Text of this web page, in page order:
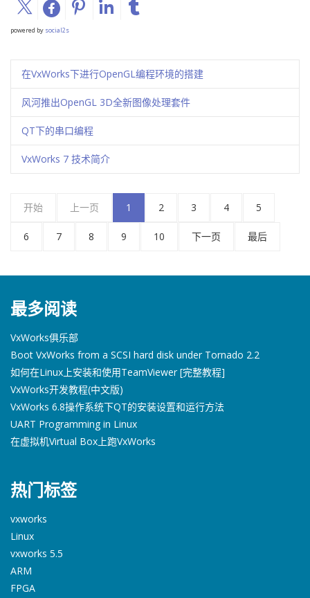
powered by social2s
在VxWorks下进行OpenGL编程环境的搭建
风河推出OpenGL 3D全新图像处理套件
QT下的串口编程
VxWorks 7 技术简介
开始 上一页 1 2 3 4 5
6 7 8 9 10 下一页 最后
最多阅读
VxWorks俱乐部
Boot VxWorks from a SCSI hard disk under Tornado 2.2
如何在Linux上安装和使用TeamViewer [完整教程]
VxWorks开发教程(中文版)
VxWorks 6.8操作系统下QT的安装设置和运行方法
UART Programming in Linux
在虚拟机Virtual Box上跑VxWorks
热门标签
vxworks
Linux
vxworks 5.5
ARM
FPGA